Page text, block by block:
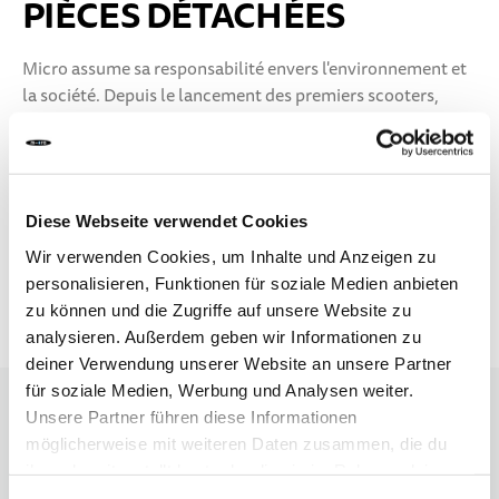
Diese Webseite verwendet Cookies
Wir verwenden Cookies, um Inhalte und Anzeigen zu
personalisieren, Funktionen für soziale Medien anbieten
zu können und die Zugriffe auf unsere Website zu
analysieren. Außerdem geben wir Informationen zu
deiner Verwendung unserer Website an unsere Partner
für soziale Medien, Werbung und Analysen weiter.
Unsere Partner führen diese Informationen
möglicherweise mit weiteren Daten zusammen, die du
10 ANS+
SPORTS & LOISIRS
PIÈCES DÉTACHÉES
Micro assume sa responsabilité envers l'environnement et
la société. Depuis le lancement des premiers scooters,
notre ambition est de créer une contre-tendance dans la
société actuelle du jetable avec des produits durables et de
haute qualité. Le service de réparation et de pièces
monde à proposer, contribue également à la longévité du
produit.
0 produits
Nous ne pouvons pas trouver de produits
correspondants à la sélection.